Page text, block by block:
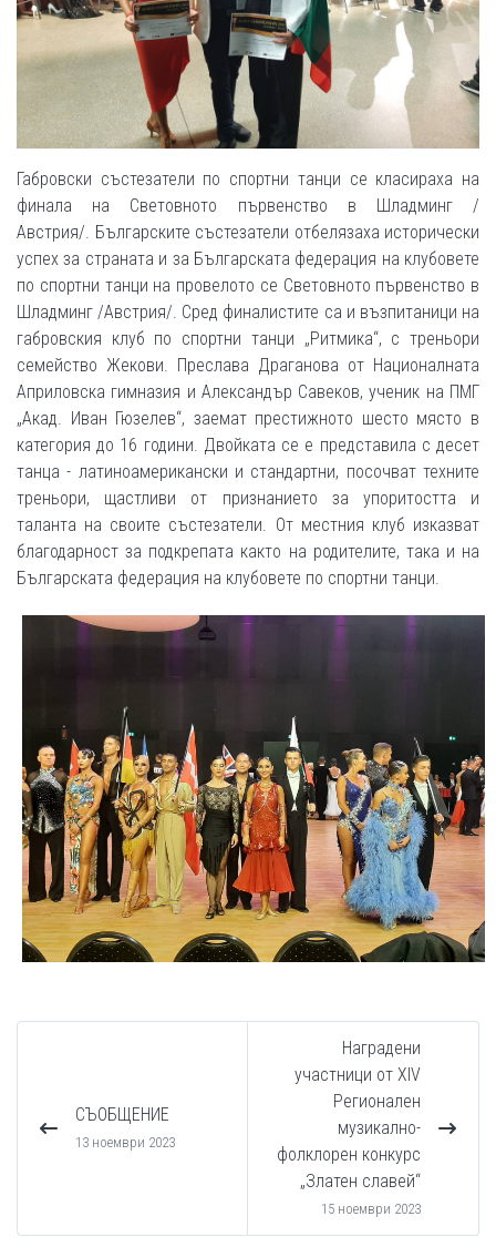
Габровски състезатели по спортни танци се класираха на
финала на Световното първенство в Шладминг /
Австрия/. Българските състезатели отбелязаха исторически
успех за страната и за Българската федерация на клубовете
по спортни танци на провелото се Световното първенство в
Шладминг /Австрия/. Сред финалистите са и възпитаници на
габровския клуб по спортни танци „Ритмика“, с треньори
семейство Жекови. Преслава Драганова от Националната
Априловска гимназия и Александър Савеков, ученик на ПМГ
„Акад. Иван Гюзелев“, заемат престижното шесто място в
категория до 16 години. Двойката се е представила с десет
танца - латиноамерикански и стандартни, посочват техните
треньори, щастливи от признанието за упоритостта и
таланта на своите състезатели. От местния клуб изказват
благодарност за подкрепата както на родителите, така и на
Българската федерация на клубовете по спортни танци.
СЪОБЩЕНИЕ
13 ноември 2023
Наградени
участници от XIV
Регионален
музикално-
фолклорен конкурс
„Златен славей“
15 ноември 2023